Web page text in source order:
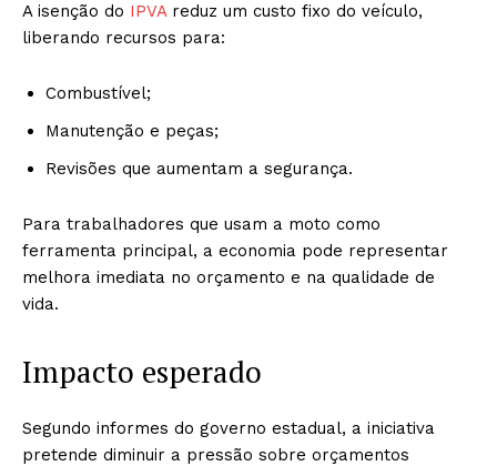
A isenção do IPVAreduz um custo fixo do veículo,
liberando recursos para:
Combustível;
Manutenção e peças;
Revisões que aumentam a segurança.
Para trabalhadores que usam a moto como
ferramenta principal, a economia pode representar
melhora imediata no orçamento e na qualidade de
vida.
Impacto esperado
Segundo informes do governo estadual, a iniciativa
pretende diminuir a pressão sobre orçamentos